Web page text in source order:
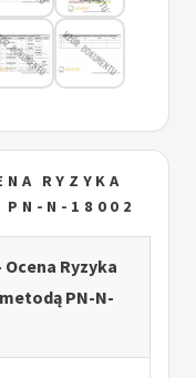
RYZYKA
PN-N-18002
Ocena Ryzyka
PN-N-